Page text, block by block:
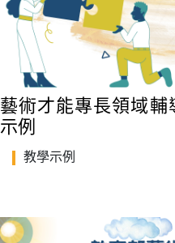
藝術才能專長領域輔
示例
教學示例